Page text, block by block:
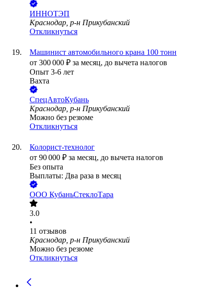
ИННОТЭП
Краснодар, р-н Прикубанский
Откликнуться
Машинист автомобильного крана 100 тонн
от 300 000 ₽ за месяц, до вычета налогов
Опыт 3-6 лет
Вахта
СпецАвтоКубань
Краснодар, р-н Прикубанский
Можно без резюме
Откликнуться
Колорист-технолог
от 90 000 ₽ за месяц, до вычета налогов
Без опыта
Выплаты: Два раза в месяц
ООО КубаньСтеклоТара
3.0
•
11 отзывов
Краснодар, р-н Прикубанский
Можно без резюме
Откликнуться